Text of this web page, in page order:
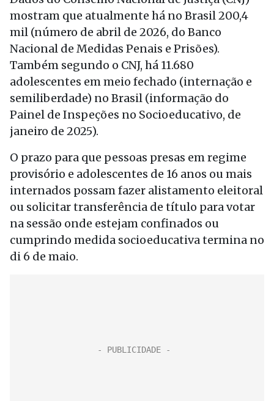
mostram que atualmente há no Brasil 200,4
mil (número de abril de 2026, do Banco
Nacional de Medidas Penais e Prisões).
Também segundo o CNJ, há 11.680
adolescentes em meio fechado (internação e
semiliberdade) no Brasil (informação do
Painel de Inspeções no Socioeducativo, de
janeiro de 2025).
O prazo para que pessoas presas em regime
provisório e adolescentes de 16 anos ou mais
internados possam fazer alistamento eleitoral
ou solicitar transferência de título para votar
na sessão onde estejam confinados ou
cumprindo medida socioeducativa termina no
di 6 de maio.